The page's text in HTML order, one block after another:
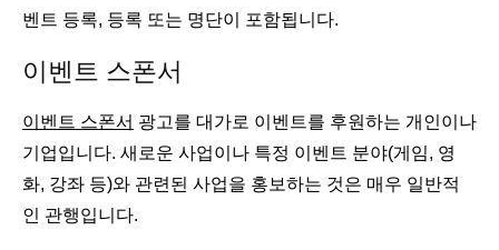
벤트 등록, 등록 또는 명단이 포함됩니다.
이벤트 스폰서
이벤트 스폰서 광고를 대가로 이벤트를 후원하는 개인이나
기업입니다. 새로운 사업이나 특정 이벤트 분야(게임, 영
화, 강좌 등)와 관련된 사업을 홍보하는 것은 매우 일반적
인 관행입니다.